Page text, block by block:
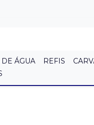
ÁGUA REFIS